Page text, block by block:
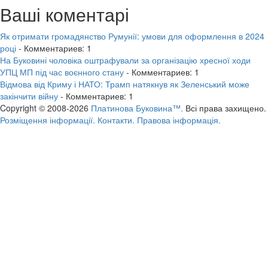
Ваші коментарі
Як отримати громадянство Румунії: умови для оформлення в 2024
році - Комментариев: 1
На Буковині чоловіка оштрафували за організацію хресної ходи
УПЦ МП під час воєнного стану - Комментариев: 1
Відмова від Криму і НАТО: Трамп натякнув як Зеленський може
закінчити війну - Комментариев: 1
Copyright © 2008-2026 Платинова Буковина™. Всі права захищено.
Розміщення інформації. Контакти. Правова інформація.